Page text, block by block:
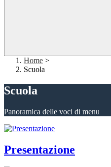
Home >
Scuola
Scuola
Panoramica delle voci di menu
Presentazione